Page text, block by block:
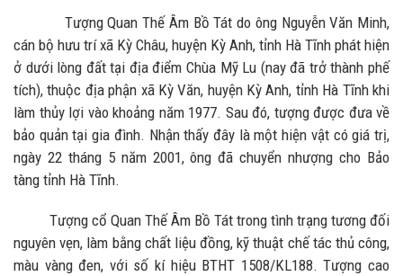
Tượng Quan Thế Âm Bồ Tát do ông Nguyễn Văn Minh,
cán bộ hưu trí xã Kỳ Châu, huyện Kỳ Anh, tỉnh Hà Tĩnh phát hiện
ở dưới lòng đất tại địa điểm Chùa Mỹ Lu (nay đã trở thành phế
tích), thuộc địa phận xã Kỳ Văn, huyện Kỳ Anh, tỉnh Hà Tĩnh khi
làm thủy lợi vào khoảng năm 1977. Sau đó, tượng được đưa về
bảo quản tại gia đình. Nhận thấy đây là một hiện vật có giá trị,
ngày 22 tháng 5 năm 2001, ông đã chuyển nhượng cho Bảo
tàng tỉnh Hà Tĩnh.
Tượng cổ Quan Thế Âm Bồ Tát trong tình trạng tương đối
nguyên vẹn, làm bằng chất liệu đồng, kỹ thuật chế tác thủ công,
màu vàng đen, với số kí hiệu BTHT 1508/KL188. Tượng cao